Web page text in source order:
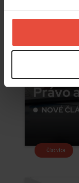
Číst více